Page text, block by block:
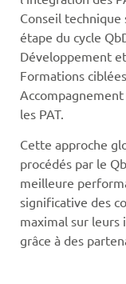
Conseil technique
étape du cycle
Développement
Formations
les PAT.
Cette approche
procédés par le
meilleure
significative des
maximal sur leurs
grâce à des